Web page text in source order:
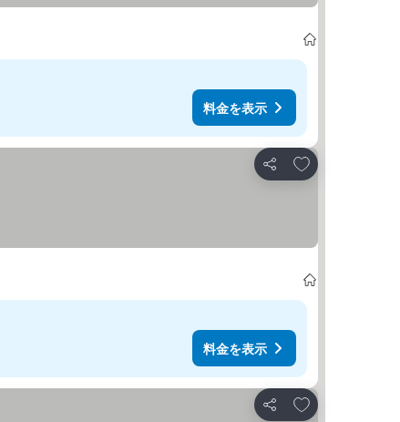
料金を表示
シェア
お気に入りに追加
料金を表示
シェア
お気に入りに追加